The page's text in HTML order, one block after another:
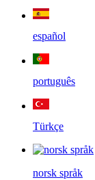
español
português
Türkçe
norsk språk